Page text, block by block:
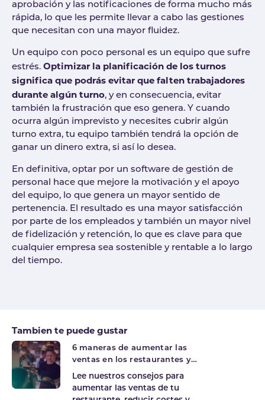
aprobación y las notificaciones de forma mucho más
rápida, lo que les permite llevar a cabo las gestiones
que necesitan con una mayor fluidez.
Un equipo con poco personal es un equipo que sufre
estrés. Optimizar la planificación de los turnos
significa que podrás evitar que falten trabajadores
durante algún turno, y en consecuencia, evitar
también la frustración que eso genera. Y cuando
ocurra algún imprevisto y necesites cubrir algún
turno extra, tu equipo también tendrá la opción de
ganar un dinero extra, si así lo desea.
En definitiva, optar por un software de gestión de
personal hace que mejore la motivación y el apoyo
del equipo, lo que genera un mayor sentido de
pertenencia. El resultado es una mayor satisfacción
por parte de los empleados y también un mayor nivel
de fidelización y retención, lo que es clave para que
cualquier empresa sea sostenible y rentable a lo largo
del tiempo.
Tambien te puede gustar
6 maneras de aumentar las
ventas en los restaurantes y
mejorar la productividad
Lee nuestros consejos para
aumentar las ventas de tu